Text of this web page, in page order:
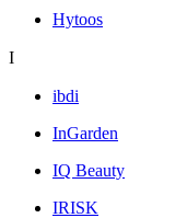
Hytoos
I
ibdi
InGarden
IQ Beauty
IRISK